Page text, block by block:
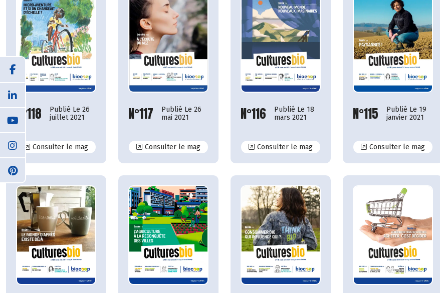
N°118
Publié Le 26
juillet 2021
Consulter le magN°118
N°117
Publié Le 26
mai 2021
Consulter le magN°117
N°116
Publié Le 18
mars 2021
Consulter le magN°116
N°115
Publié Le 19
janvier 2021
Consulter le magN°115